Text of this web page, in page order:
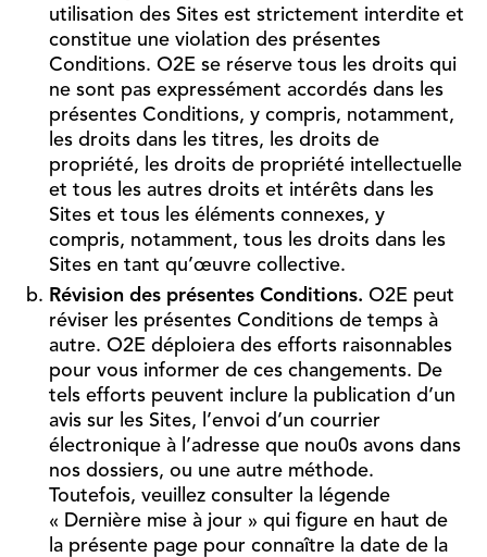
utilisation des Sites est strictement interdite et
constitue une violation des présentes
Conditions. O2E se réserve tous les droits qui
ne sont pas expressément accordés dans les
présentes Conditions, y compris, notamment,
les droits dans les titres, les droits de
propriété, les droits de propriété intellectuelle
et tous les autres droits et intérêts dans les
Sites et tous les éléments connexes, y
compris, notamment, tous les droits dans les
Sites en tant qu’œuvre collective.
Révision des présentes Conditions. O2E peut
réviser les présentes Conditions de temps à
autre. O2E déploiera des efforts raisonnables
pour vous informer de ces changements. De
tels efforts peuvent inclure la publication d’un
avis sur les Sites, l’envoi d’un courrier
électronique à l’adresse que nou0s avons dans
nos dossiers, ou une autre méthode.
Toutefois, veuillez consulter la légende
« Dernière mise à jour » qui figure en haut de
la présente page pour connaître la date de la